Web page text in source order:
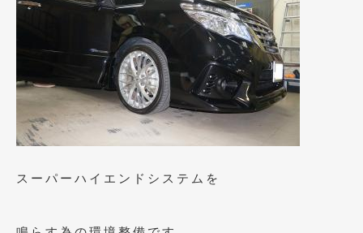
2022年12月(1)
2022年10月(2)
2022年8月(1)
2022年4月 (2)
2021年8月(2)
スーパーハイエンドシステムを